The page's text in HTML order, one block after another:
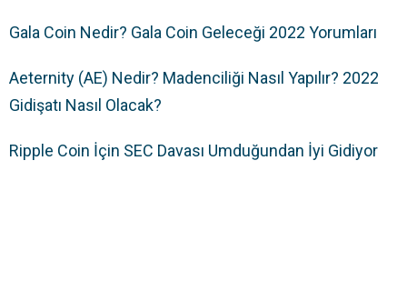
Gala Coin Nedir? Gala Coin Geleceği 2022 Yorumları
Aeternity (AE) Nedir? Madenciliği Nasıl Yapılır? 2022
Gidişatı Nasıl Olacak?
Ripple Coin İçin SEC Davası Umduğundan İyi Gidiyor